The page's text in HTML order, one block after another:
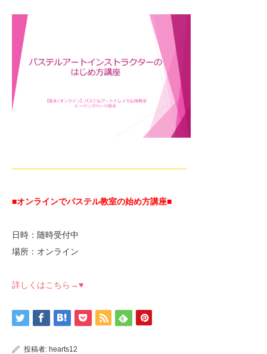
—————————————————————
■オンラインでパステル教室の始め方講座■
日時：随時受付中
場所：オンライン
詳しくはこちら→♥
投稿者: hearts12